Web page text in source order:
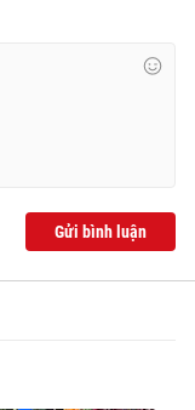
932
Gửi bình luận